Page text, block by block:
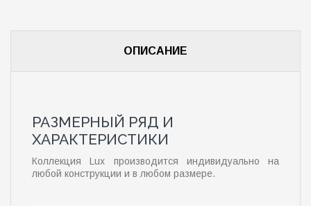
ОПИСАНИЕ
РАЗМЕРНЫЙ РЯД И
ХАРАКТЕРИСТИКИ
Коллекция Lux производится индивидуально на
любой конструкции и в любом размере.